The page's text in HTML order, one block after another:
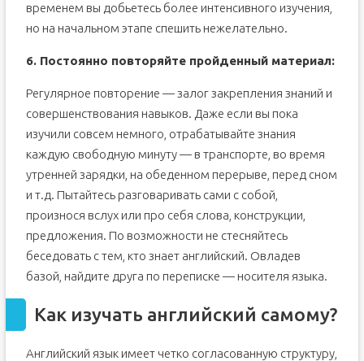
временем вы добьетесь более интенсивного изучения,
но на начальном этапе спешить нежелательно.
6. Постоянно повторяйте пройденный материал:
Регулярное повторение — залог закрепления знаний и
совершенствования навыков. Даже если вы пока
изучили совсем немного, отрабатывайте знания
каждую свободную минуту — в транспорте, во время
утренней зарядки, на обеденном перерыве, перед сном
и т.д. Пытайтесь разговаривать сами с собой,
произнося вслух или про себя слова, конструкции,
предложения. По возможности не стесняйтесь
беседовать с тем, кто знает английский. Овладев
базой, найдите друга по переписке — носителя языка.
Как изучать английский самому?
Английский язык имеет четко согласованную структуру,